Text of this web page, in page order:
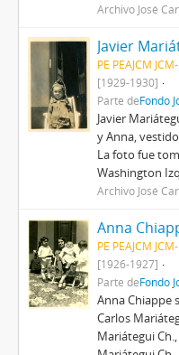
Archivo José
PE PEAJCM
[1929-1930]
Parte deFondo
Javier
y Anna,
La foto fue
Washington
Archivo José
PE PEAJCM
[1926-1927]
Parte deFondo
Anna Chiappe
Carlos
Mariátegui